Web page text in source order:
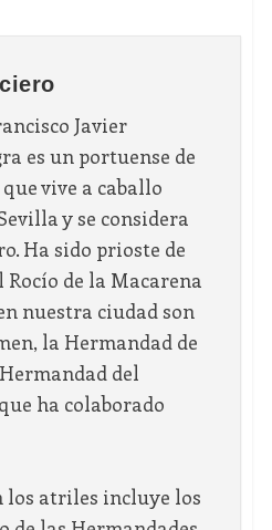
Javier
es un portuense de
vive a caballo
y se considera
Ha sido prioste de
de la Macarena
nuestra ciudad son
la Hermandad de
del
ha colaborado
los atriles incluye los